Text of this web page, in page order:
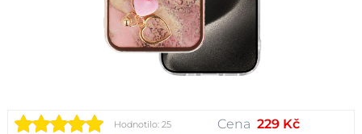
Hodnotilo: 25 Cena 229 Kč